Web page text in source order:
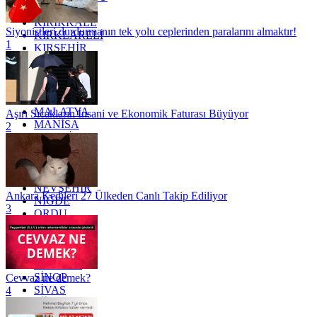
KAYSERİ
KIRIKKALE
KIRKLARELİ
KIRŞEHİR
KOCAELİ
KONYA
KÜTAHYA
KİLİS
MALATYA
MANİSA
MARDİN
MERSİN
MUĞLA
MUŞ
NEVŞEHİR
NİĞDE
ORDU
OSMANİYE
RİZE
SAKARYA
SAMSUN
SİNOP
SİVAS
SİİRT
Siyonistleri durdurmanın tek yolu ceplerinden paralarını almaktır!
1
Aşırı Sıcakların İnsani ve Ekonomik Faturası Büyüyor
2
Ankara Kedileri 27 Ülkeden Canlı Takip Ediliyor
3
Cevvaz ne demek?
4